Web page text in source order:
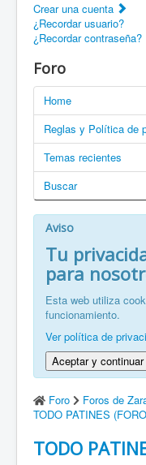
Enlaces
EN: Welcome to
EN: How to become
DE: Willkommen zu
PT: Bem vindo a
CAT: Benvingut a
GAL: Benvido a
FR: Bienvenu à
ZH: 欢迎来到萨拉戈
Crear una cuenta
¿Recordar usuario?
¿Recordar contraseña?
Foro
Home
Reglas y Política de
Temas recientes
Buscar
Aviso
Tu
para
Esta web utiliza
funcionamiento.
Ver política de
Aceptar y
Foro
Foros de
TODO PATINES
TODO